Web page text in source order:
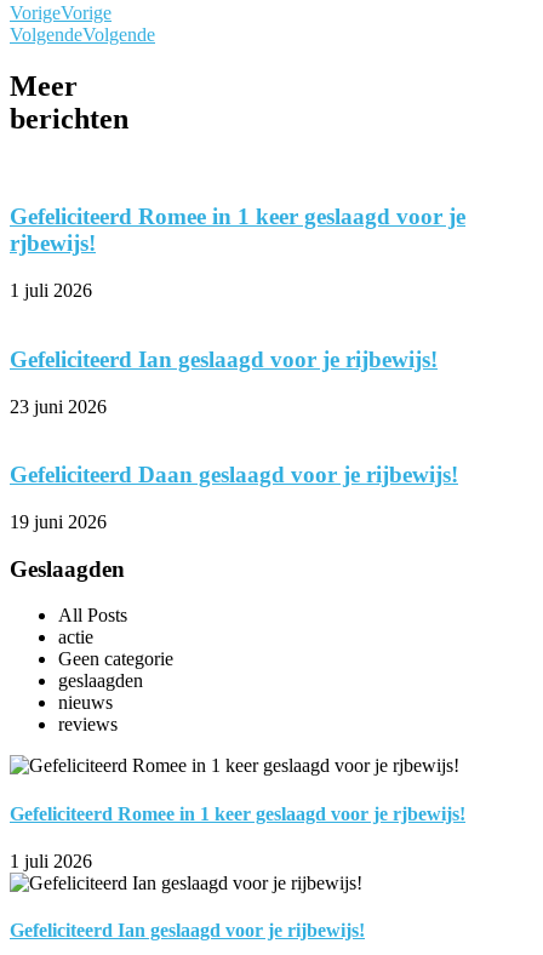
VorigeVorige
VolgendeVolgende
Meer
berichten
Gefeliciteerd Romee in 1 keer geslaagd voor je
rjbewijs!
1 juli 2026
Gefeliciteerd Ian geslaagd voor je rijbewijs!
23 juni 2026
Gefeliciteerd Daan geslaagd voor je rijbewijs!
19 juni 2026
Geslaagden
All Posts
actie
Geen categorie
geslaagden
nieuws
reviews
Gefeliciteerd Romee in 1 keer geslaagd voor je rjbewijs!
1 juli 2026
Gefeliciteerd Ian geslaagd voor je rijbewijs!